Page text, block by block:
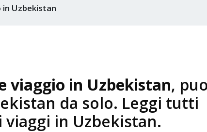
Uzbekistan
viaggio in Uzbekistan,
da solo. Leggi tutti
viaggi in Uzbekistan.